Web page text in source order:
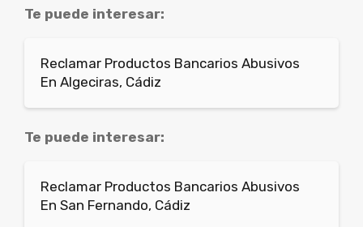
Te puede interesar:
Reclamar Productos Bancarios Abusivos
En Algeciras, Cádiz
Te puede interesar:
Reclamar Productos Bancarios Abusivos
En San Fernando, Cádiz